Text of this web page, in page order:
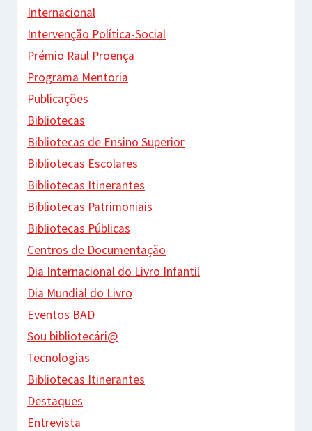
Internacional
Intervenção Política-Social
Prémio Raul Proença
Programa Mentoria
Publicações
Bibliotecas
Bibliotecas de Ensino Superior
Bibliotecas Escolares
Bibliotecas Itinerantes
Bibliotecas Patrimoniais
Bibliotecas Públicas
Centros de Documentação
Dia Internacional do Livro Infantil
Dia Mundial do Livro
Eventos BAD
Sou bibliotecári@
Tecnologias
Bibliotecas Itinerantes
Destaques
Entrevista